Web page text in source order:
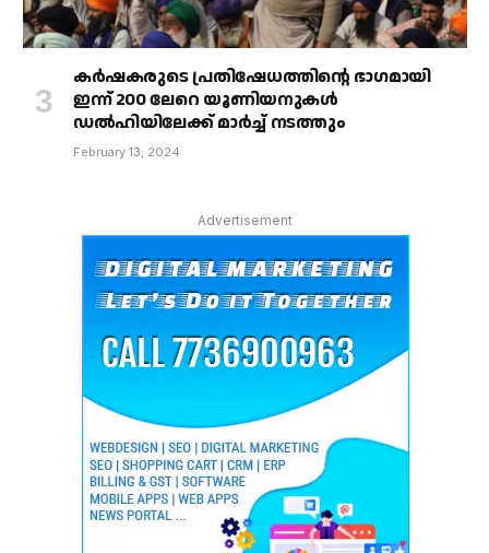
കർഷകരുടെ പ്രതിഷേധത്തിൻ്റെ ഭാഗമായി
ഇന്ന് 200 ലേറെ യൂണിയനുകൾ
ഡൽഹിയിലേക്ക് മാർച്ച് നടത്തും
February 13, 2024
Advertisement